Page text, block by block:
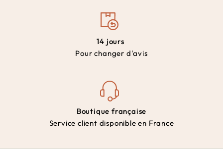
14 jours
Pour changer d'avis
Boutique française
Service client disponible en France